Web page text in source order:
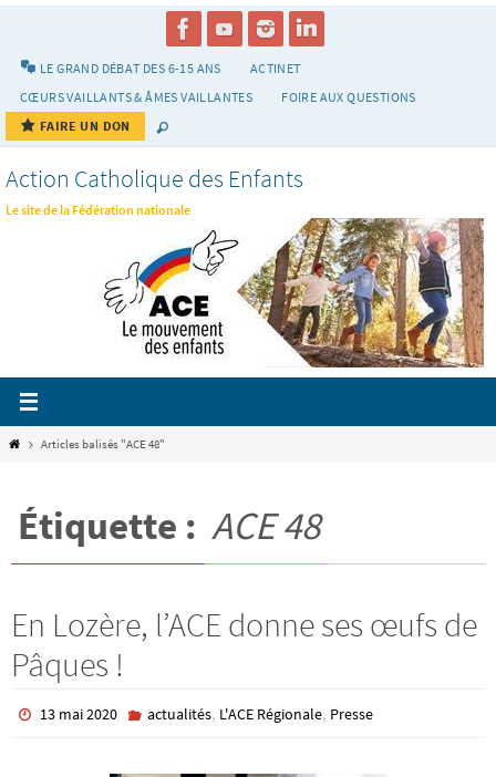
LE GRAND DÉBAT DES 6-15 ANS
ACTINET
CŒURS VAILLANTS & ÂMES VAILLANTES
FOIRE AUX QUESTIONS
FAIRE UN DON
Action Catholique des Enfants
Le site de la Fédération nationale
HomeArticles balisés "ACE 48"
Étiquette : ACE 48
En Lozère, l’ACE donne ses œufs de
Pâques !
13 mai 2020 actualités, L'ACE Régionale, Presse